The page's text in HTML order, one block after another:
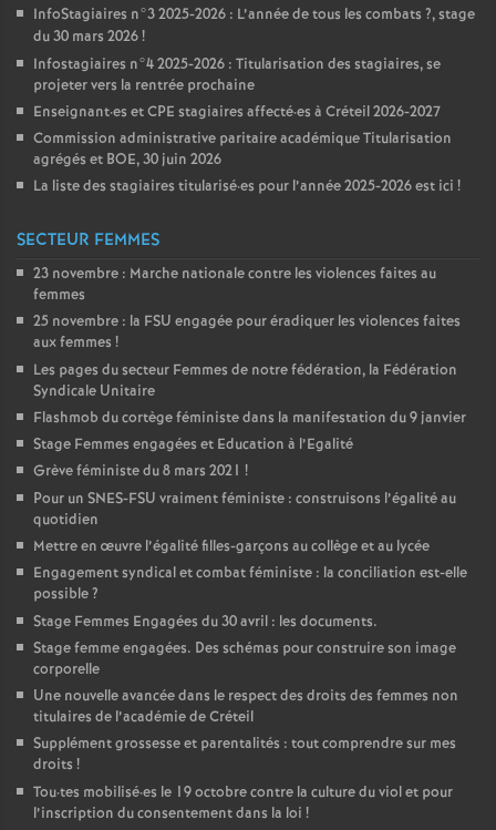
InfoStagiaires n°3 2025-2026 : L’année de tous les combats ?, stage
du 30 mars 2026!
Infostagiaires n°4 2025-2026 : Titularisation des stagiaires, se
projeter vers la rentrée prochaine
Enseignant·es etCPE stagiaires affecté·es à Créteil 2026-2027
Commission administrative paritaire académique Titularisation
agrégés et BOE, 30 juin 2026
La liste des stagiaires titularisé·es pour l’année 2025-2026 est ici !
SECTEUR FEMMES
23 novembre : Marche nationale contre les violences faites au
femmes
25 novembre : la FSU engagée pour éradiquer les violences faites
aux femmes !
Les pages du secteur Femmes de notre fédération, la Fédération
Syndicale Unitaire
Flashmob du cortège féministe dans la manifestation du 9 janvier
Stage Femmes engagées et Education à l’Egalité
Grève féministe du 8 mars 2021 !
Pour un SNES-FSU vraiment féministe : construisons l’égalité au
quotidien
Mettre en œuvre l’égalité filles-garçons au collège et au lycée
Engagement syndical et combat féministe : la conciliation est-elle
possible?
Stage Femmes Engagées du 30 avril : les documents.
Stage femme engagées. Des schémas pour construire son image
corporelle
Une nouvelle avancée dans le respect des droits des femmes non
titulaires de l’académie de Créteil
Supplément grossesse et parentalités : tout comprendre sur mes
droits !
Tou·tes mobilisé·es le 19 octobre contre la culture du viol et pour
l’inscription du consentement dans la loi !